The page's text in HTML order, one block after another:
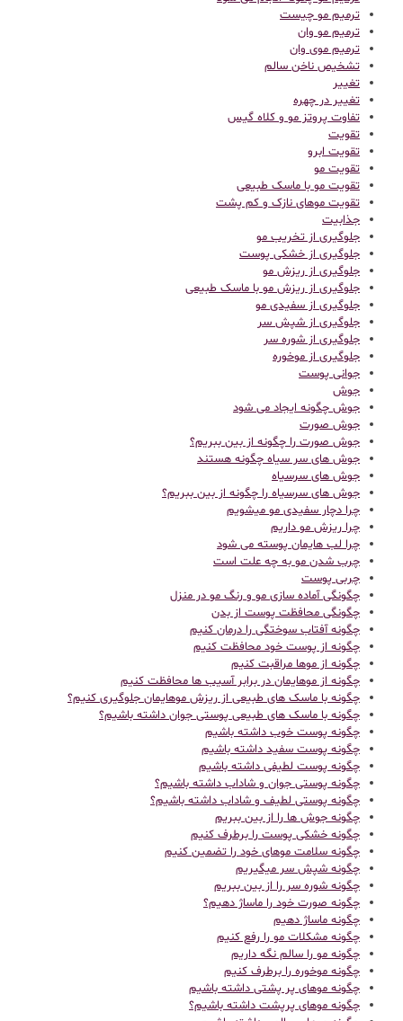
ترمیم مو چیست
ترمیم مو وان
ترمیم موی وان
تشخیص ناخن سالم
تغییر
تغییر در چهره
تفاوت پروتز مو و کلاه گیس
تقویت
تقویت ابرو
تقویت مو
تقویت مو با ماسک طبیعی
تقویت موهای نازک و کم پشت
جذابیت
جلوگیری از تخریب مو
جلوگیری از خشکی پوست
جلوگیری از ریزش مو
جلوگیری از ریزش مو با ماسک طبیعی
جلوگیری از سفیدی مو
جلوگیری از شپش سر
جلوگیری از شوره سر
جلوگیری از موخوره
جوانی پوست
جوش
جوش چگونه ایجاد می شود
جوش صورت
جوش صورت را چگونه از بین ببریم؟
جوش های سر سیاه چگونه هستند
جوش های سرسیاه
جوش های سرسیاه را چگونه از بین ببریم؟
چرا دچار سفیدی مو میشویم
چرا ریزش مو داریم
چرا لب هایمان پوسته می شود
چرب شدن مو به چه علت است
چربی پوست
چگونگی آماده سازی مو و رنگ مو در منزل
چگونگی محافظت پوست از بدن
چگونه آفتاب سوختگی را درمان کنیم
چگونه از پوست خود محافظت کنیم
چگونه از موها مراقبت کنیم
چگونه از موهایمان در برابر آسیب ها محافظت کنیم
چگونه با ماسک های طبیعی از ریزش موهایمان جلوگیری کنیم؟
چگونه با ماسک های طبیعی پوستی جوان داشته باشیم؟
چگونه پوست خوب داشته باشیم
چگونه پوست سفید داشته باشیم
چگونه پوست لطیفی داشته باشیم
چگونه پوستی جوان و شاداب داشته باشیم؟
چگونه پوستی لطیف و شاداب داشته باشیم؟
چگونه جوش ها را از بین ببریم
چگونه خشکی پوست را برطرف کنیم
چگونه سلامت موهای خود را تضمین کنیم
چگونه شپش سر میگیریم
چگونه شوره سر را از بین ببریم
چگونه صورت خود را ماساژ دهیم؟
چگونه ماساژ دهیم
چگونه مشکلات مو را رفع کنیم
چگونه مو را سالم نگه داریم
چگونه موخوره را برطرف کنیم
چگونه موهای پر پشتی داشته باشیم
چگونه موهای پرپشت داشته باشیم؟